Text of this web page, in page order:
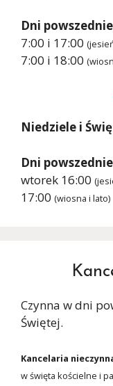
Dni
7:00 i 17:00
7:00 i 18:00
Niedziele i
Dni
wtorek 16:00
17:00 (wiosna i lato)
Czynna w dni
Świętej.
Kancelaria
w święta kościelne i